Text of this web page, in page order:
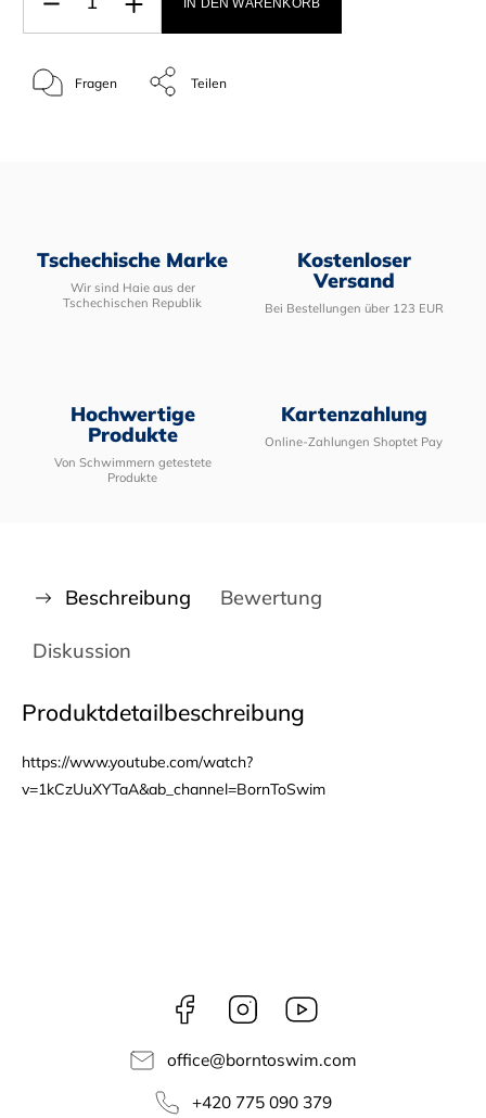
IN DEN WARENKORB
Fragen Teilen
Tschechische Marke
Wir sind Haie aus der
Tschechischen Republik
Kostenloser
Versand
Bei Bestellungen über 123 EUR
Hochwertige
Produkte
Von Schwimmern getestete
Produkte
Kartenzahlung
Online-Zahlungen Shoptet Pay
Beschreibung Bewertung
Diskussion
Produktdetailbeschreibung
https://www.youtube.com/watch?
v=1kCzUuXYTaA&ab_channel=BornToSwim
Facebook Instagram
office@borntoswim.com
+420 775 090 379